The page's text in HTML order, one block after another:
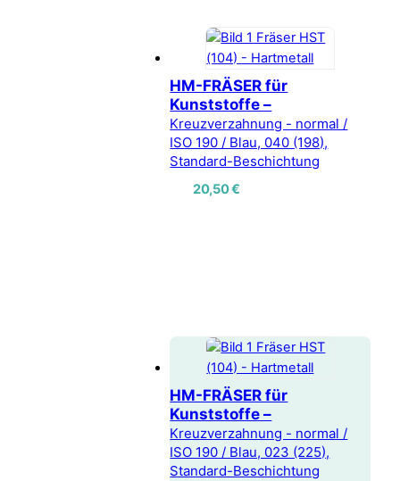
HM-FRÄSER für
Kunststoffe –
Kreuzverzahnung - normal /
ISO 190 / Blau, 040 (198),
Standard-Beschichtung
20,50€
HM-FRÄSER für
Kunststoffe –
Kreuzverzahnung - normal /
ISO 190 / Blau, 023 (225),
Standard-Beschichtung